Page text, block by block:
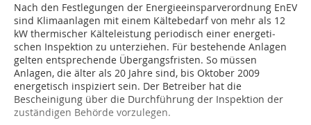
Nach den Festlegungen der Energieeinsparverordnung EnEV
sind Klima­anla­gen mit einem Kältebedarf von mehr als 12
kW thermischer Kälteleistung periodisch einer energeti­
schen Inspektion zu unterziehen. Für bestehende Anlagen
gelten entsprechende Über­gangsfristen. So müssen
Anlagen, die älter als 20 Jahre sind, bis Oktober 2009
energetisch inspiziert sein. Der Betreiber hat die
Bescheinigung über die Durchführung der Inspektion der
zuständigen Behörde vorzulegen.